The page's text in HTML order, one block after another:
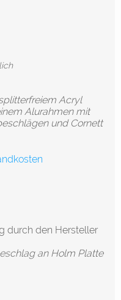
Acryl
Alurahmen mit
und Cornett
durch den Hersteller
an Holm Platte